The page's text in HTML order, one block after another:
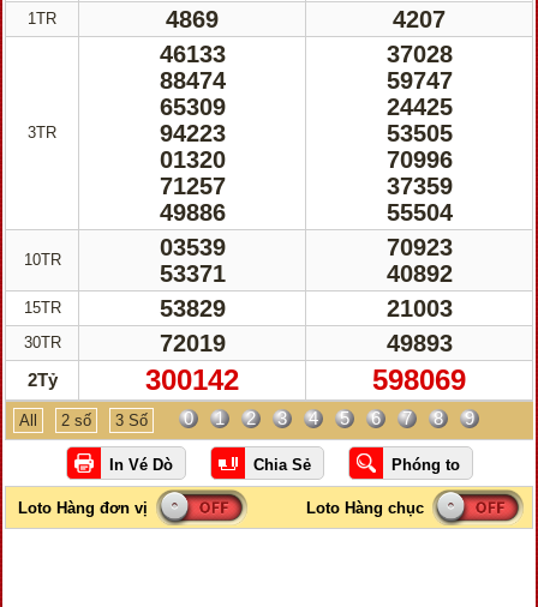
1TR
3TR
10TR
15TR
30TR
2Tỷ
4869
46133
88474
65309
94223
01320
71257
49886
03539
53371
53829
72019
300142
4207
37028
59747
24425
53505
70996
37359
55504
70923
40892
21003
49893
598069
All 2 số 3 Số 0 1 2 3 4 5 6 7 8 9